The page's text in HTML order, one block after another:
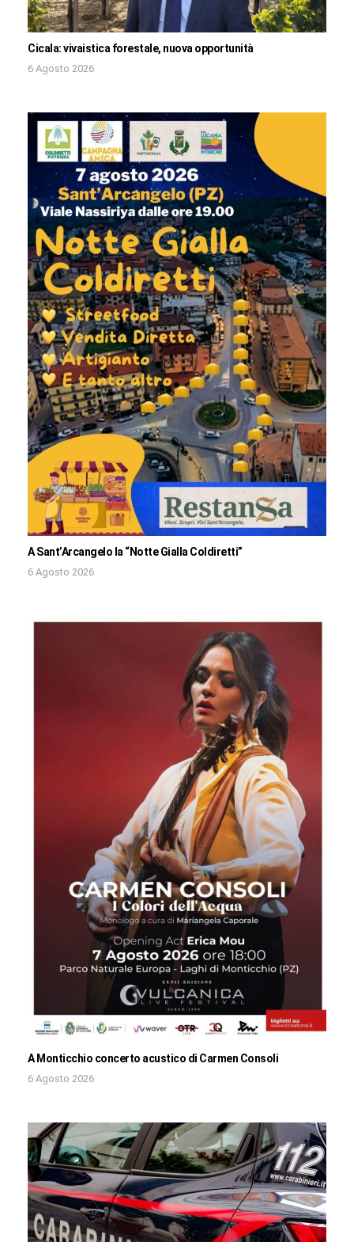
Cicala: vivaistica forestale, nuova opportunità
6 Agosto 2026
A Sant’Arcangelo la “Notte Gialla Coldiretti”
6 Agosto 2026
A Monticchio concerto acustico di Carmen Consoli
6 Agosto 2026